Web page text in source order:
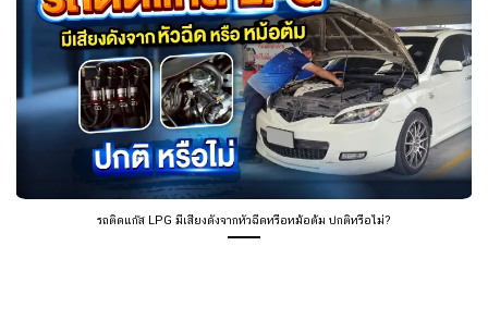
รถติดแก๊ส LPG มีเสียงดังจากหัวฉีดหรือหม้อต้ม ปกติหรือไม่?